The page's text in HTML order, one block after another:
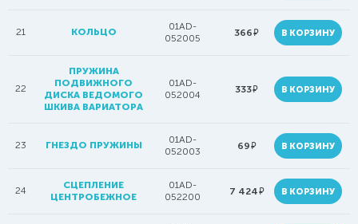
21 КОЛЬЦО
01AD-
052005
366руб. В КОРЗИНУ
22
ПРУЖИНА
ПОДВИЖНОГО
ДИСКА ВЕДОМОГО
ШКИВА ВАРИАТОРА
01AD-
052004
333руб. В КОРЗИНУ
23 ГНЕЗДО ПРУЖИНЫ
01AD-
052003
69руб. В КОРЗИНУ
24
СЦЕПЛЕНИЕ
ЦЕНТРОБЕЖНОЕ
01AD-
052200
7 424руб. В КОРЗИНУ